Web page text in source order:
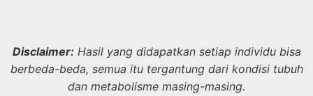
Disclaimer: Hasil yang didapatkan setiap individu bisa
berbeda-beda, semua itu tergantung dari kondisi tubuh
dan metabolisme masing-masing.